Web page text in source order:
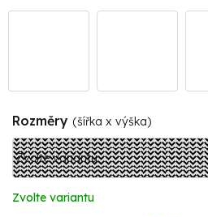
Rozměry (šířka x výška)
Zvolte variantu